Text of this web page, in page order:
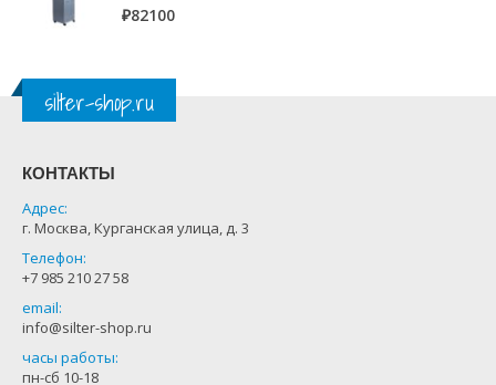
0из 5
₽82100
silter-shop.ru
КОНТАКТЫ
Адрес:
г. Москва, Курганская улица, д. 3
Телефон:
+7 985 210 27 58
email:
info@silter-shop.ru
часы работы:
пн-сб 10-18